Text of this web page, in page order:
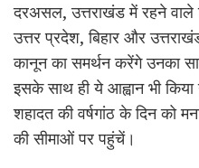
दरअसल, उत्तराखंड में रहने वाले
उत्तर प्रदेश, बिहार और
कानून का समर्थन करेंगे उनका
इसके साथ ही ये आह्वान भी
शहादत की वर्षगांठ के दिन को
की सीमाओं पर पहुंचें।